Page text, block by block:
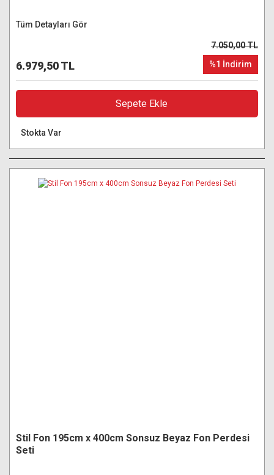
Tüm Detayları Gör
6.979,50 TL
7.050,00 TL
%1 İndirim
Sepete Ekle
Stokta Var
Stil Fon 195cm x 400cm Sonsuz Beyaz Fon Perdesi
Seti